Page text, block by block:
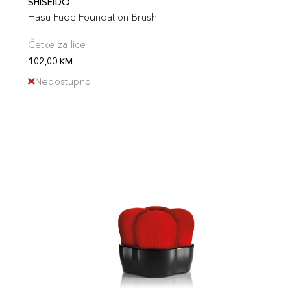
Hasu Fude Foundation Brush
Četke za lice
102,00 KM
Nedostupno